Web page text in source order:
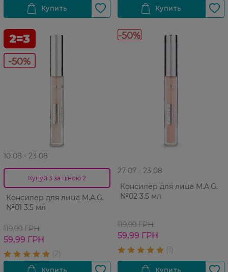
-50%
10 08 - 23 08
Купуй 3 за ціною 2
Консилер для лица M.A.G.
№01 3.5 мл
119,99 ГРН
59,99 ГРН
-50%
27 07 - 23 08
Консилер для лица M.A.G.
№02 3.5 мл
119,99 ГРН
59,99 ГРН